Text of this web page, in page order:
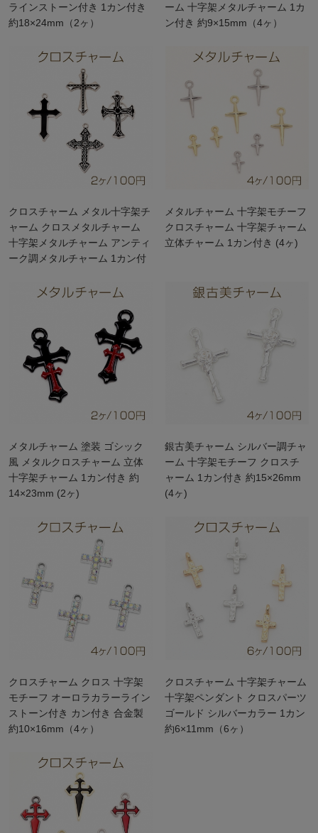
ラインストーン付き 1カン付き
約18×24mm（2ヶ）
ーム 十字架メタルチャーム 1カ
ン付き 約9×15mm（4ヶ）
クロスチャーム メタル十字架チ
ャーム クロスメタルチャーム
十字架メタルチャーム アンティ
ーク調メタルチャーム 1カン付
メタルチャーム 十字架モチーフ
クロスチャーム 十字架チャーム
立体チャーム 1カン付き (4ヶ)
メタルチャーム 塗装 ゴシック
風 メタルクロスチャーム 立体
十字架チャーム 1カン付き 約
14×23mm (2ヶ)
銀古美チャーム シルバー調チャ
ーム 十字架モチーフ クロスチ
ャーム 1カン付き 約15×26mm
(4ヶ)
クロスチャーム クロス 十字架
モチーフ オーロラカラーライン
ストーン付き カン付き 合金製
約10×16mm（4ヶ）
クロスチャーム 十字架チャーム
十字架ペンダント クロスパーツ
ゴールド シルバーカラー 1カン
約6×11mm（6ヶ）